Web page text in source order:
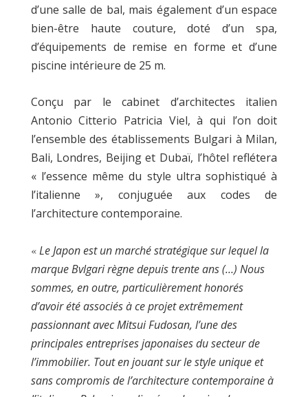
d’une salle de bal, mais également d’un espace
bien-être haute couture, doté d’un spa,
d’équipements de remise en forme et d’une
piscine intérieure de 25 m.
Conçu par le cabinet d’architectes italien
Antonio Citterio Patricia Viel, à qui l’on doit
l’ensemble des établissements Bulgari à Milan,
Bali, Londres, Beijing et Dubaï, l’hôtel reflétera
« l’essence même du style ultra sophistiqué à
l’italienne », conjuguée aux codes de
l’architecture contemporaine.
«Le Japon est un marché stratégique sur lequel la
marque Bvlgari règne depuis trente ans (…) Nous
sommes, en outre, particulièrement honorés
d’avoir été associés à ce projet extrêmement
passionnant avec Mitsui Fudosan, l’une des
principales entreprises japonaises du secteur de
l’immobilier. Tout en jouant sur le style unique et
sans compromis de l’architecture contemporaine à